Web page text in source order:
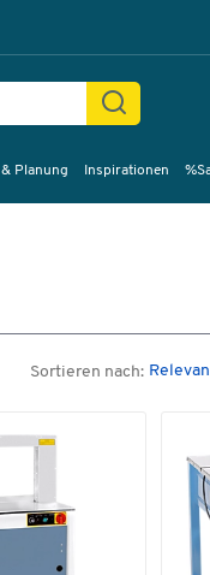
Planung Inspirationen
Sortieren nach: